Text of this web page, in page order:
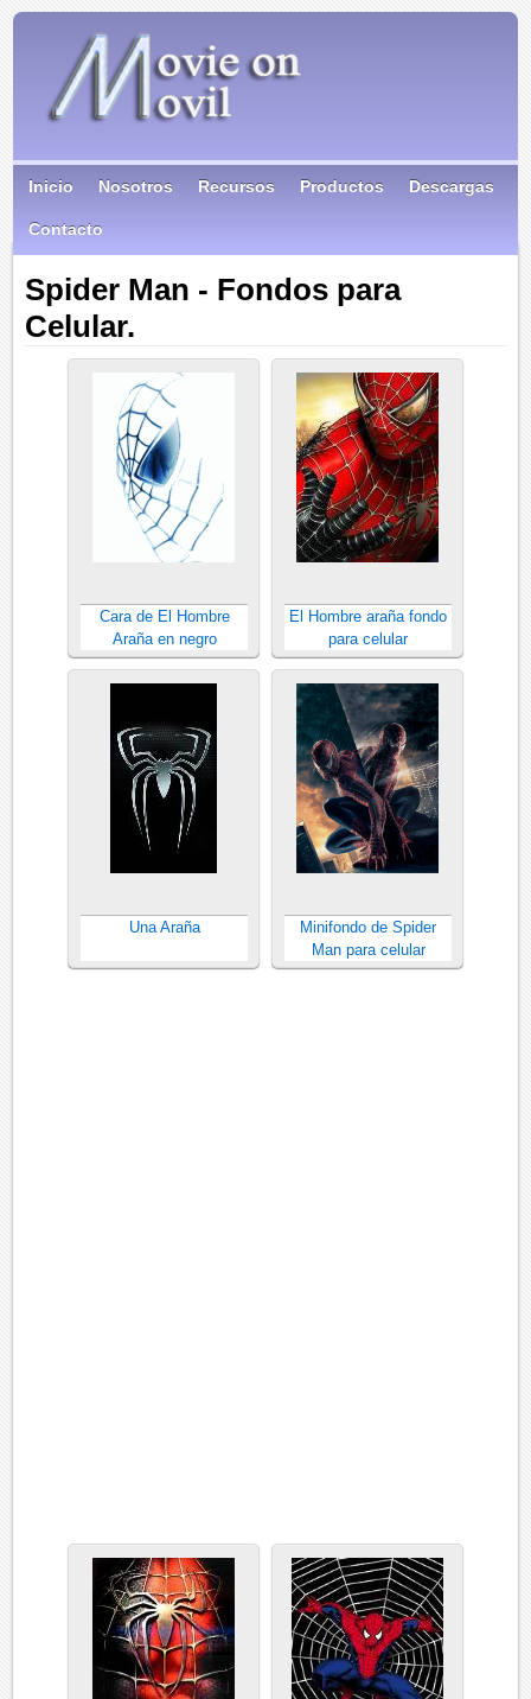
Inicio Nosotros Recursos Productos Descargas
Contacto
Spider Man - Fondos para
Celular.
Cara de El Hombre
Araña en negro
El Hombre araña fondo
para celular
Una Araña
Minifondo de Spider
Man para celular